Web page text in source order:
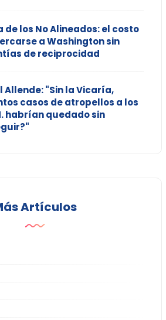
de los No Alineados: el costo
a Washington sin
de reciprocidad
Allende: "Sin la Vicaría,
casos de atropellos a los
habrían quedado sin
Artículos